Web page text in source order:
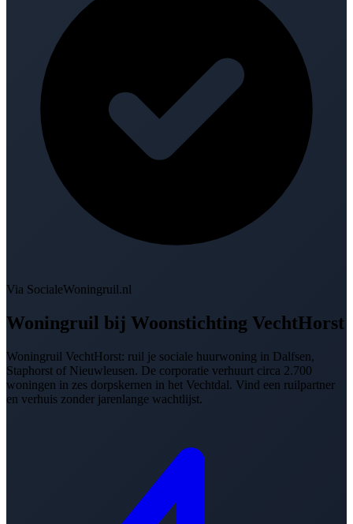
Via SocialeWoningruil.nl
Woningruil bij Woonstichting VechtHorst
Woningruil VechtHorst: ruil je sociale huurwoning in Dalfsen,
Staphorst of Nieuwleusen. De corporatie verhuurt circa 2.700
woningen in zes dorpskernen in het Vechtdal. Vind een ruilpartner
en verhuis zonder jarenlange wachtlijst.